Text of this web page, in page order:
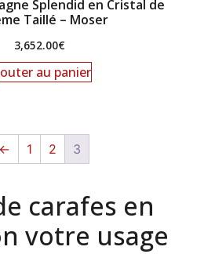
Splendid en Cristal de
Taillé – Moser
3,652.00€
au panier
← 1 2 3
carafes en
votre usage